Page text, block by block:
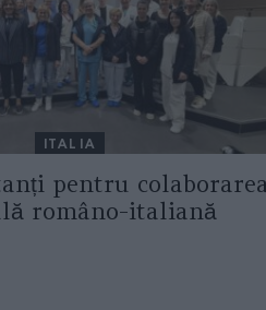
ITALIA
pentru
româno-italiană